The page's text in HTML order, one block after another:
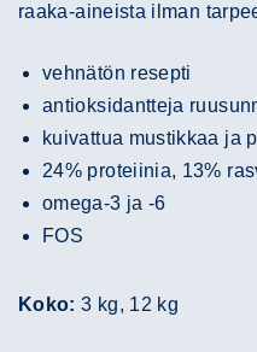
raaka-aineista ilman
vehnätön resepti
antioksidantteja
kuivattua mustikkaa ja
24% proteiinia, 13%
omega-3 ja -6
FOS
Koko: 3 kg, 12 kg